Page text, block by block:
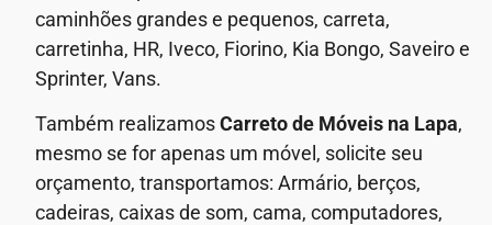
caminhões grandes e pequenos, carreta,
carretinha, HR, Iveco, Fiorino, Kia Bongo, Saveiro e
Sprinter, Vans.
Também realizamosCarreto de Móveis na Lapa,
mesmo se for apenas um móvel, solicite seu
orçamento, transportamos: Armário, berços,
cadeiras, caixas de som, cama, computadores,